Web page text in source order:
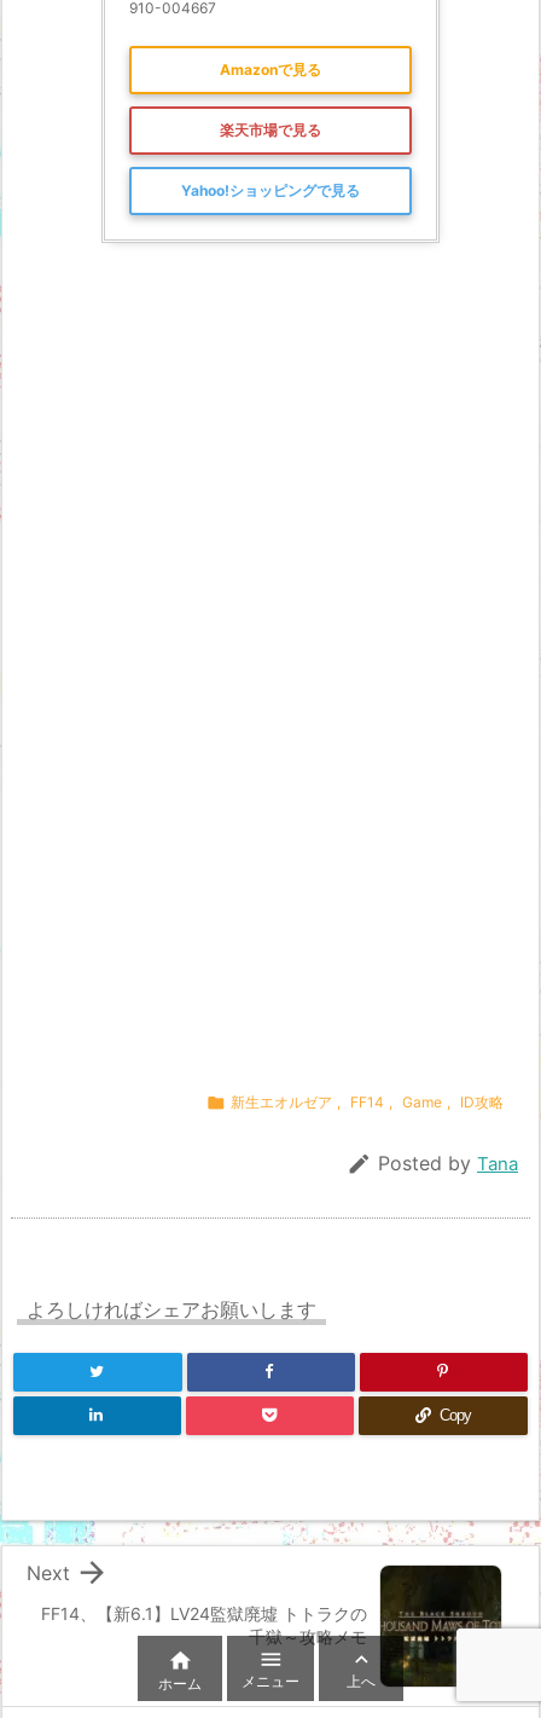
910-004667
Amazonで見る
楽天市場で見る
Yahoo!ショッピングで見る
 新生エオルゼア , FF14 , Game , ID攻略
 Posted by Tana
よろしければシェアお願いします
Copy
FF14、【新6.1】LV24監獄廃墟 トトラクの
千獄～攻略メモ

Next

ホーム

メニュー

上へ